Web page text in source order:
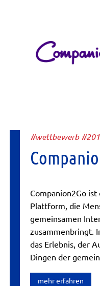
#wettbewerb
Companion2Go
Plattform, die
gemeinsamen
zusammenbringt.
das Erlebnis, der
Dingen der
mehr erfahren